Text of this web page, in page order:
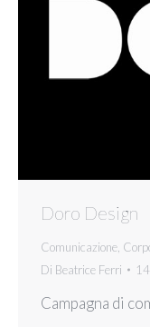
Doro Design
Comunicazione
Di Beatrice Ferri
Campagna di